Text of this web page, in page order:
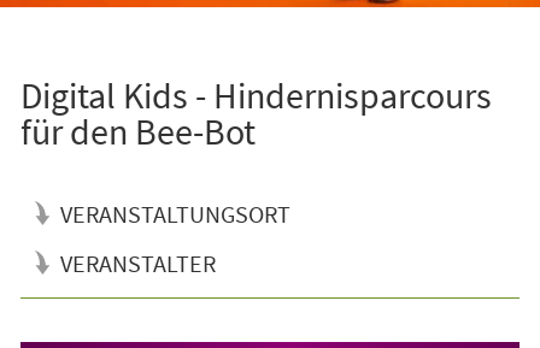
Digital Kids - Hindernisparcours
für den Bee-Bot
VERANSTALTUNGSORT
VERANSTALTER